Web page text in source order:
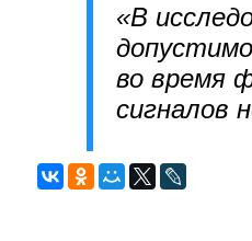
«В
во время
сигналов